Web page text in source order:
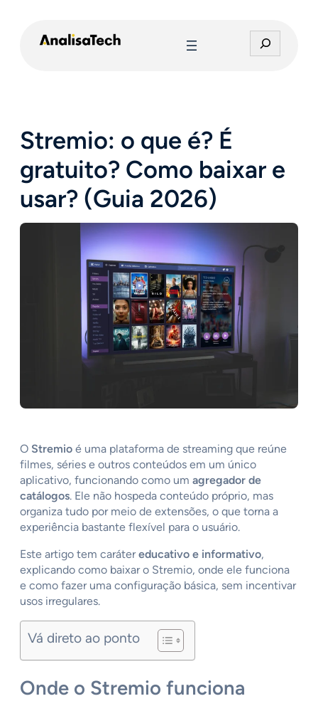
e
r
Stremio: o que é? É
gratuito? Como baixar e
usar? (Guia 2026)
O Stremio é uma plataforma de streaming que reúne
filmes, séries e outros conteúdos em um único
aplicativo, funcionando como um agregador de
catálogos. Ele não hospeda conteúdo próprio, mas
organiza tudo por meio de extensões, o que torna a
experiência bastante flexível para o usuário.
Este artigo tem carátereducativo e informativo,
explicando como baixar o Stremio, onde ele funciona
e como fazer uma configuração básica, sem incentivar
usos irregulares.
Vá direto ao ponto
Onde o Stremio funciona